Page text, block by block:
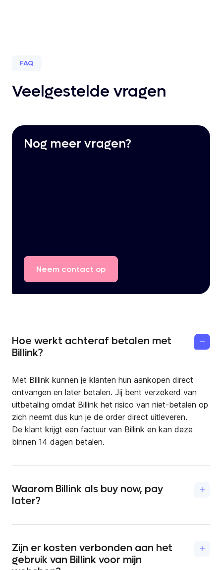
FAQ
Veelgestelde vragen
Nog meer vragen?
Neem contact op
Hoe werkt achteraf betalen met
Billink?
Met Billink kunnen je klanten hun aankopen direct
ontvangen en later betalen. Jij bent verzekerd van
uitbetaling omdat Billink het risico van niet-betalen op
zich neemt dus kun je de order direct uitleveren.
De klant krijgt een factuur van Billink en kan deze
binnen 14 dagen betalen.
Waarom Billink als buy now, pay
later?
overbodige achteraf betalers. Hierdoor maak je geen
gewoon gelijk blijft. Dit resulteert in een gezonde
balans van alle betaalmethodes in je checkout.
Zijn er kosten verbonden aan het
gebruik van Billink voor mijn